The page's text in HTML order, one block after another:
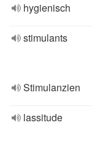
hygienisch
stimulants
Stimulanzien
lassitude